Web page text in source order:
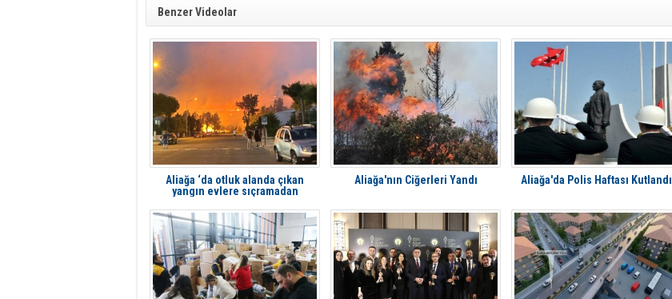
Benzer Videolar
Aliağa ‘da otluk alanda çıkan
yangın evlere sıçramadan
Aliağa'nın Ciğerleri Yandı Aliağa'da Polis Haftası Kutlandı